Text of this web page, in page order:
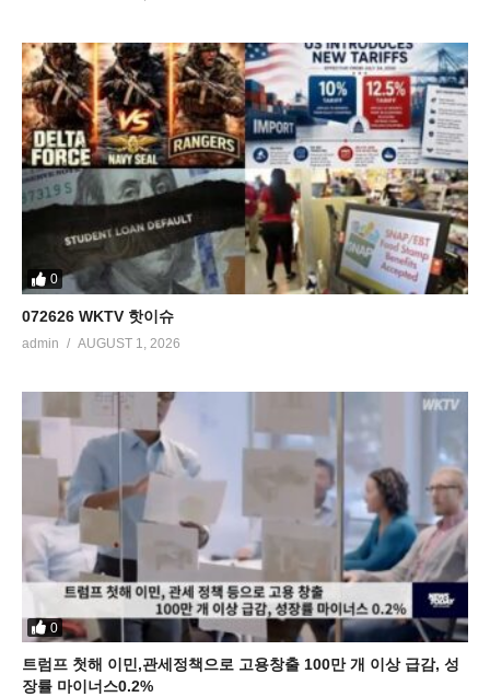
0
072626 WKTV 핫이슈
admin AUGUST 1, 2026
0
트럼프 첫해 이민,관세정책으로 고용창출 100만 개 이상 급감, 성
장률 마이너스0.2%